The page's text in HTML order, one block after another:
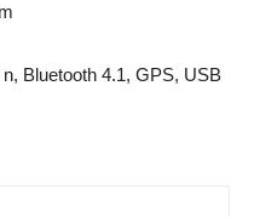
Bluetooth 4.1, GPS, USB